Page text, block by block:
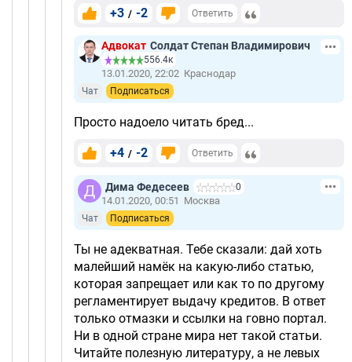
+3 / -2 Ответить
Адвокат Солдат Степан Владимирович
556.4к
13.01.2020, 22:02 Краснодар
Чат Подписаться
Просто надоело читать бред...
+4 / -2 Ответить
Дима Федесеев 0
14.01.2020, 00:51 Москва
Чат Подписаться
Ты не адекватная. Тебе сказали: дай хоть
малейший намёк на какую-либо статью,
которая запрещает или как то по другому
регламентирует выдачу кредитов. В ответ
только отмазки и ссылки на говно портал.
Ни в одной стране мира нет такой статьи.
Читайте полезную литературу, а не левых